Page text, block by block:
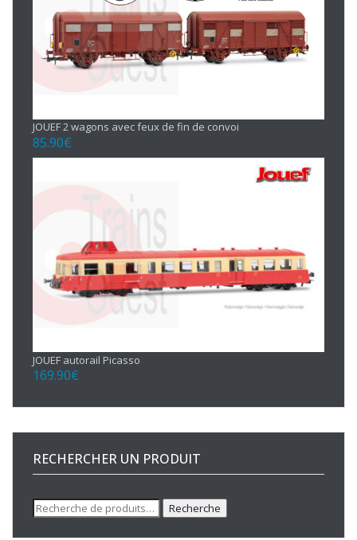
JOUEF 2 wagons avec feux de fin de convoi
85.90€
JOUEF autorail Picasso
169.90€
RECHERCHER UN PRODUIT
Recherche
pour :
Recherche